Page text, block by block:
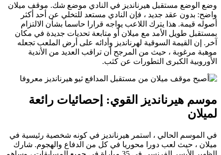
وضع الوضع مستقبل هيرنانديز في النادي موضع شك. موقف ميلان
واضح: بدون عقد جديد ، فإن النادي مستعد للتخلي عن أحد أكثر
أصوله قيمة. هذا يترك اللاعب يواجه قرارا حاسما بشأن الالتزام
بمستقبل طويل الأمد مع ميلان أو متابعة تحديات جديدة في مكان
آخر. إن القيمة السوقية لهرنانديز وأدائه على أرض الملعب تجعله
موهبة مرغوبة ، حيث من المرجح أن تراقب العديد من الأندية
الأوروبية الكبرى التطورات عن كثب.
موسم هيرنانديز القوي: إحصائيات رائعة
لميلان
في الموسم الحالي ، استمر هيرنانديز في كونه شخصية رئيسية في
ميلان ، حيث لعب دورا محوريا في كل من الدفاع والهجوم. شارك